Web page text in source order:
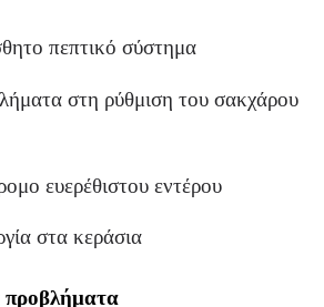
πεπτικό σύστημα
στη ρύθμιση του σακχάρου
ευερέθιστου εντέρου
στα κεράσια
προβλήματα